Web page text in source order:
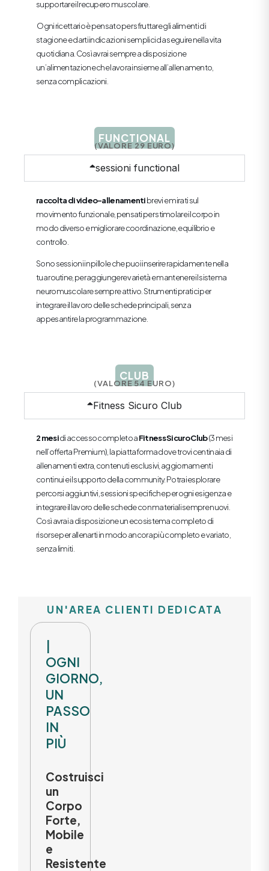
supportare il recupero muscolare.
Ogni ricettario è pensato per sfruttare gli alimenti di
stagione e darti indicazioni semplici da seguire nella vita
quotidiana. Così avrai sempre a disposizione
un’alimentazione che lavora insieme all’allenamento,
senza complicazioni.
FUNCTIONAL
(VALORE 29 EURO)
sessioni functional
raccolta di video-allenamentibrevi e mirati sul
movimento funzionale, pensati per stimolare il corpo in
modo diverso e migliorare coordinazione, equilibrio e
controllo.
Sono sessioni in pillole che puoi inserire rapidamente nella
tua routine, per aggiungere varietà e mantenere il sistema
neuromuscolare sempre attivo. Strumenti pratici per
integrare il lavoro delle schede principali, senza
appesantire la programmazione.
CLUB
(VALORE 54 EURO)
Fitness Sicuro Club
2 mesidi accesso completo aFitness Sicuro Club(3 mesi
nell’offerta Premium), la piattaforma dove trovi centinaia di
allenamenti extra, contenuti esclusivi, aggiornamenti
continui e il supporto della community. Potrai esplorare
percorsi aggiuntivi, sessioni specifiche per ogni esigenza e
integrare il lavoro delle schede con materiali sempre nuovi.
Così avrai a disposizione un ecosistema completo di
risorse per allenarti in modo ancora più completo e variato,
senza limiti.
UN'AREA CLIENTI DEDICATA
|
OGNI
GIORNO,
UN
PASSO
IN
PIÙ
Costruisci
un
Corpo
Forte,
Mobile
e
Resistente